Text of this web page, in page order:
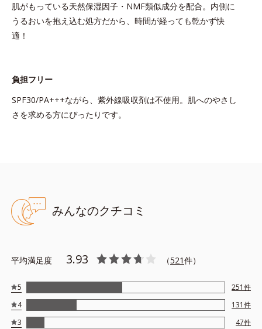
肌がもっている天然保湿因子・NMF類似成分を配合。内側に
うるおいを抱え込む処方だから、時間が経っても乾かず快
適！
負担フリー
SPF30/PA+++ながら、紫外線吸収剤は不使用。肌へのやさし
さを求める方にぴったりです。
みんなのクチコミ
平均満足度 3.93 （521件）
5 251件
4
131件
3
47件